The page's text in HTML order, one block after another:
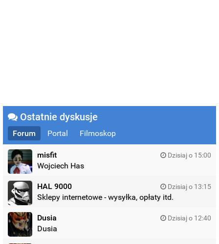
Ostatnie dyskusje
Forum Portal Filmoskop
misfit Dzisiaj o 15:00
Wojciech Has
HAL 9000 Dzisiaj o 13:15
Sklepy internetowe - wysyłka, opłaty itd.
Dusia Dzisiaj o 12:40
Dusia